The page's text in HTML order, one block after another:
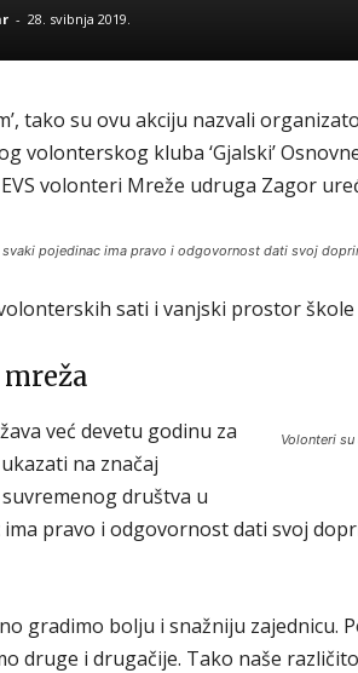
- 28. svibnja 2019.
tako su ovu akciju nazvali
volonterskog kluba ‘Gjalski’
volonteri Mreže udruga Zagor
svaki pojedinac ima pravo i odgovornost dati svoj
sati i vanjski prostor
Volonteri
već devetu godinu za
na značaj
društva u
pravo i odgovornost dati svoj
gradimo bolju i snažniju zajednicu.
druge i drugačije. Tako naše